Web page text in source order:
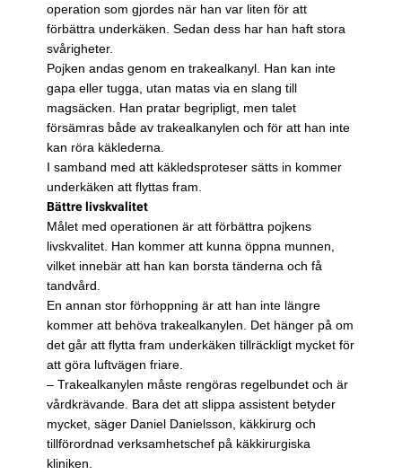
operation som gjordes när han var liten för att
förbättra underkäken. Sedan dess har han haft stora
svårigheter.
Pojken andas genom en trakealkanyl. Han kan inte
gapa eller tugga, utan matas via en slang till
magsäcken. Han pratar begripligt, men talet
försämras både av trakealkanylen och för att han inte
kan röra käklederna.
I samband med att käkledsproteser sätts in kommer
underkäken att flyttas fram.
Bättre livskvalitet
Målet med operationen är att förbättra pojkens
livskvalitet. Han kommer att kunna öppna munnen,
vilket innebär att han kan borsta tänderna och få
tandvård.
En annan stor förhoppning är att han inte längre
kommer att behöva trakealkanylen. Det hänger på om
det går att flytta fram underkäken tillräckligt mycket för
att göra luftvägen friare.
– Trakealkanylen måste rengöras regelbundet och är
vårdkrävande. Bara det att slippa assistent betyder
mycket, säger Daniel Danielsson, käkkirurg och
tillförordnad verksamhetschef på käkkirurgiska
kliniken.